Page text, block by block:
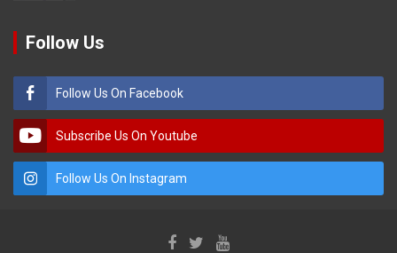
Follow Us
Follow Us On Facebook
Subscribe Us On Youtube
Follow Us On Instagram